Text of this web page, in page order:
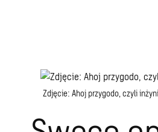
Zdjęcie: Ahoj przygodo, czyli